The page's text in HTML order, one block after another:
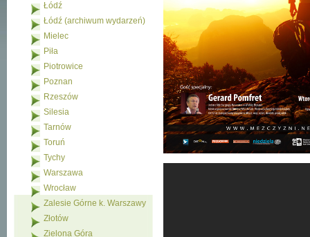
Łódź
Łódź (archiwum wydarzeń)
Mielec
Piła
Piotrowice
Poznan
Rzeszów
Silesia
Tarnów
Toruń
Tychy
Warszawa
Wrocław
Zalesie Górne k. Warszawy
Złotów
Zielona Góra